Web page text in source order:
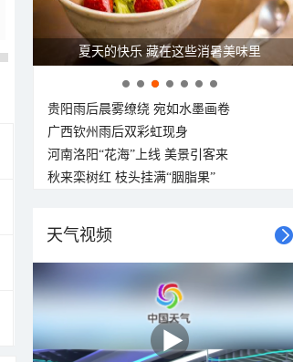
<3级 <3级 <3级 <3级 <3级
夏天的快乐 藏在这些消暑美味里
贵阳雨后晨雾缭绕 宛如水墨画卷
广西钦州雨后双彩虹现身
河南洛阳“花海”上线 美景引客来
秋来栾树红 枝头挂满“胭脂果”
天气视频